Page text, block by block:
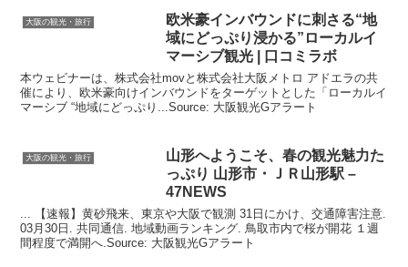
大阪の観光・旅行
欧米豪インバウンドに刺さる“地
域にどっぷり浸かる”ローカルイ
マーシブ観光 | 口コミラボ
本ウェビナーは、株式会社movと株式会社大阪メトロ アドエラの共
催により、欧米豪向けインバウンドをターゲットとした「ローカルイ
マーシブ “地域にどっぷり...Source: 大阪観光Gアラート
大阪の観光・旅行 山形へようこそ、春の観光魅力た
っぷり 山形市・ＪＲ山形駅 –
47NEWS
... 【速報】黄砂飛来、東京や大阪で観測 31日にかけ、交通障害注意.
03月30日. 共同通信. 地域動画ランキング. 鳥取市内で桜が開花 １週
間程度で満開へ.Source: 大阪観光Gアラート